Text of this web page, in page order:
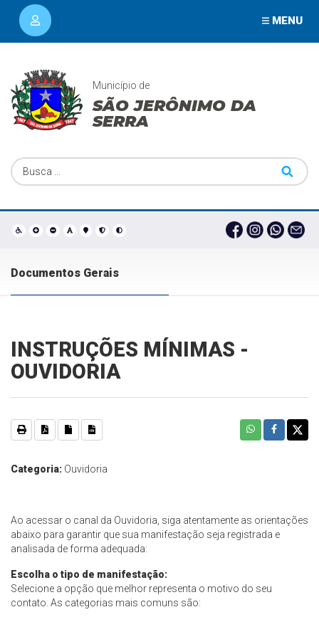
MENU
Município de
SÃO JERÔNIMO DA
SERRA
Documentos Gerais
INSTRUÇÕES MÍNIMAS -
OUVIDORIA
Categoria: Ouvidoria
Ao acessar o canal da Ouvidoria, siga atentamente as orientações
abaixo para garantir que sua manifestação seja registrada e
analisada de forma adequada:
Escolha o tipo de manifestação:
Selecione a opção que melhor representa o motivo do seu
contato. As categorias mais comuns são: